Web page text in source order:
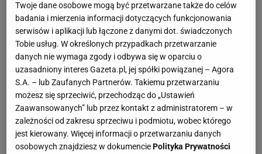
wyróżnił się nie tylko umiejętnościami piłkarskimi,
ale także charakterem, determinacją i postawą w
duchu fair play.
Podczas uroczystej gali młody zawodnik odebrał
symboliczny bilet do Madrytu. Jesienią, razem ze
swoim opiekunem, poleci do Hiszpanii, aby z trybun
Santiago Bernabéu obejrzeć na żywo mecz Realu
Madryt w europejskich rozgrywkach.
Twoje dane osobowe mogą być przetwarzane także do celów
badania i mierzenia informacji dotyczących funkcjonowania
serwisów i aplikacji lub łączone z danymi dot. świadczonych
Tobie usług. W określonych przypadkach przetwarzanie
danych nie wymaga zgody i odbywa się w oparciu o
uzasadniony interes Gazeta.pl, jej spółki powiązanej – Agora
S.A. – lub Zaufanych Partnerów. Takiemu przetwarzaniu
możesz się sprzeciwić, przechodząc do „Ustawień
Zaawansowanych” lub przez kontakt z administratorem – w
zależności od zakresu sprzeciwu i podmiotu, wobec którego
jest kierowany. Więcej informacji o przetwarzaniu danych
osobowych znajdziesz w dokumenciePolityka Prywatności